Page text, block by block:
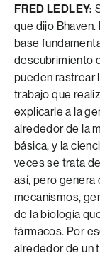
FRED LEDLEY:
que dijo
base
descubrimiento
pueden rastrear
trabajo que
explicarle a la
alrededor de la
básica, y la
veces se trata
así, pero genera
mecanismos,
de la biología
fármacos. Por
alrededor de un